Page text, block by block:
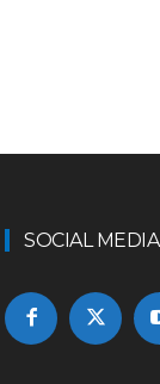
SOCIAL MEDIA